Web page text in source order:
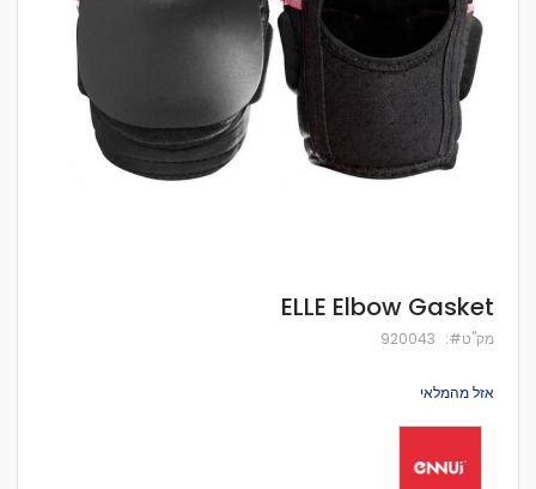
לדלג
להתחלה
של
ELLE Elbow Gasket
מק''ט 920043
אזל מהמלאי